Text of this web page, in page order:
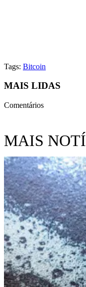
Tags: Bitcoin
MAIS LIDAS
Comentários
MAIS